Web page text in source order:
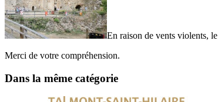
En raison de vents violents, le
Merci de votre compréhension.
Dans la même catégorie